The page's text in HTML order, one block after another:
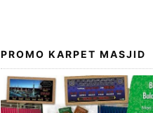
PROMO KARPET MASJID